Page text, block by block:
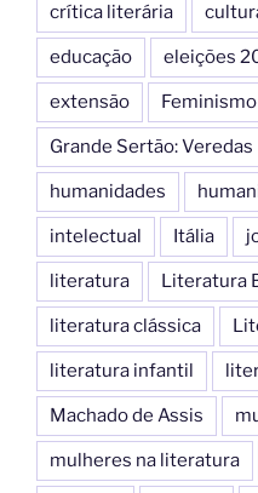
crítica literária
educação eleições
extensão Feminismo
Grande Sertão: Veredas
humanidades
intelectual Itália
literatura Literatura
literatura clássica
literatura infantil
Machado de Assis
mulheres na literatura